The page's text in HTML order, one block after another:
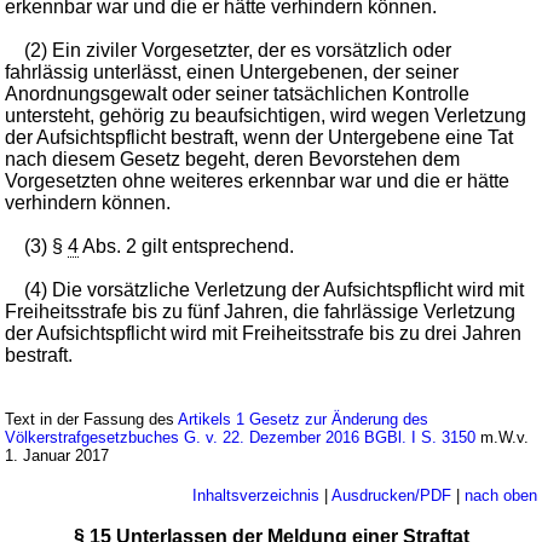
erkennbar war und die er hätte verhindern können.
(2) Ein ziviler Vorgesetzter, der es vorsätzlich oder
fahrlässig unterlässt, einen Untergebenen, der seiner
Anordnungsgewalt oder seiner tatsächlichen Kontrolle
untersteht, gehörig zu beaufsichtigen, wird wegen Verletzung
der Aufsichtspflicht bestraft, wenn der Untergebene eine Tat
nach diesem Gesetz begeht, deren Bevorstehen dem
Vorgesetzten ohne weiteres erkennbar war und die er hätte
verhindern können.
(3) §4Abs. 2 gilt entsprechend.
(4) Die vorsätzliche Verletzung der Aufsichtspflicht wird mit
Freiheitsstrafe bis zu fünf Jahren, die fahrlässige Verletzung
der Aufsichtspflicht wird mit Freiheitsstrafe bis zu drei Jahren
bestraft.
Text in der Fassung desArtikels 1 Gesetz zur Änderung des
Völkerstrafgesetzbuches G. v. 22. Dezember 2016 BGBl. I S. 3150 m.W.v.
1. Januar 2017
Inhaltsverzeichnis | Ausdrucken/PDF| nach oben
§ 15 Unterlassen der Meldung einer Straftat